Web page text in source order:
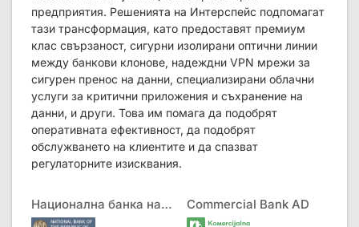
предприятия. Решенията на Интерспейс подпомагат
тази трансформация, като предоставят премиум
клас свързаност, сигурни изолирани оптични линии
между банкови клонове, надеждни VPN мрежи за
сигурен пренос на данни, специализирани облачни
услуги за критични приложения и съхранение на
данни, и други. Това им помага да подобрят
оперативната ефективност, да подобрят
обслужването на клиентите и да спазват
регулаторните изисквания.
Национална банка на РСМ Commercial Bank AD